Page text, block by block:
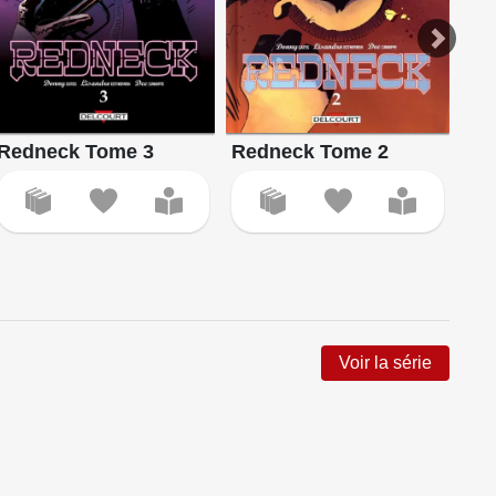
Tome 3 Redneck Tome 2
Voir la série